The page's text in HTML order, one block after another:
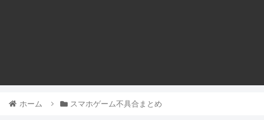
ホーム スマホゲーム不具合まとめ